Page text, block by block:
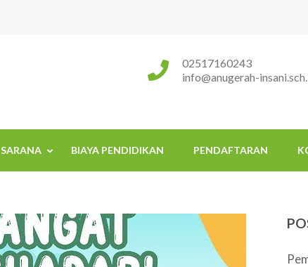
Sekolah Islam Terpadu Anugerah
02517160243
info@anugerah-
SARANA BIAYA PENDIDIKAN PENDAFTARAN